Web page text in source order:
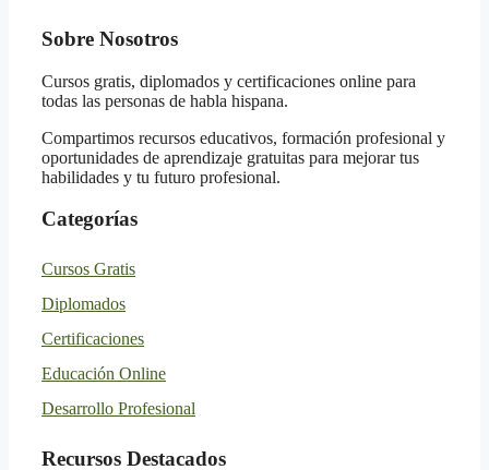
Sobre Nosotros
Cursos gratis, diplomados y certificaciones online para
todas las personas de habla hispana.
Compartimos recursos educativos, formación profesional y
oportunidades de aprendizaje gratuitas para mejorar tus
habilidades y tu futuro profesional.
Categorías
Cursos Gratis
Diplomados
Certificaciones
Educación Online
Desarrollo Profesional
Recursos Destacados